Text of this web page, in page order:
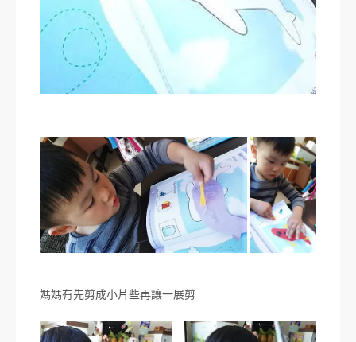
媽媽有先剪成小片些再讓一展剪